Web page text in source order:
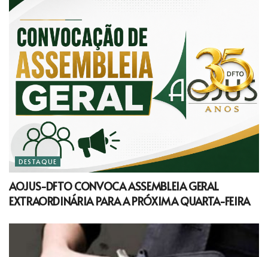
DESTAQUE
AOJUS-DFTO CONVOCA ASSEMBLEIA GERAL
EXTRAORDINÁRIA PARA A PRÓXIMA QUARTA-FEIRA